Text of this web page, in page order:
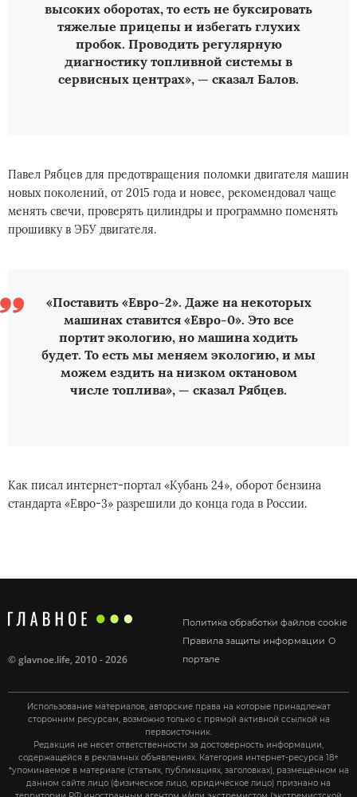
высоких оборотах, то есть не буксировать
тяжелые прицепы и избегать глухих
пробок. Проводить регулярную
диагностику топливной системы в
сервисных центрах», — сказал Балов.
Павел Рябцев для предотвращения поломки двигателя машин
новых поколений, от 2015 года и новее, рекомендовал чаще
менять свечи, проверять цилиндры и программно поменять
прошивку в ЭБУ двигателя.
«Поставить «Евро-2». Даже на некоторых
машинах ставится «Евро-0». Это все
портит экологию, но машина ходить
будет. То есть мы меняем экологию, и мы
можем ездить на низком октановом
числе топлива», — сказал Рябцев.
Как писал интернет-портал «Кубань 24», оборот бензина
стандарта «Евро-3» разрешили до конца года в России.
Политика обработки файлов cookie
Правила защиты информации О
портале
©glavnoe.life, 2010 - 2026
Использование материалов, авторские права на которые принадлежат
сторонним ресурсам, возможно только с прямой активной ссылкой на
первоисточник.
Редакция не несет ответственности за достоверность информации,
содержащейся в рекламных объявлениях. Категория интернет-ресурса 18+
*упоминаемое в материале (статьях, публикациях, заголовках), размещённом на
данном сайте лицо (физическое лицо, юридическое лицо) признано на